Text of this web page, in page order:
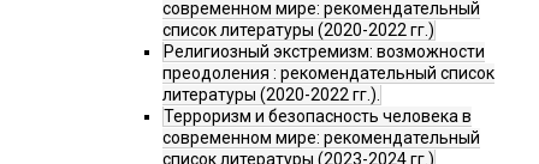
современном мире: рекомендательный
список литературы (2020-2022 гг.)
Религиозный экстремизм: возможности
преодоления : рекомендательный список
литературы (2020-2022 гг.).
Терроризм и безопасность человека в
современном мире: рекомендательный
список литературы (2023-2024 гг.)